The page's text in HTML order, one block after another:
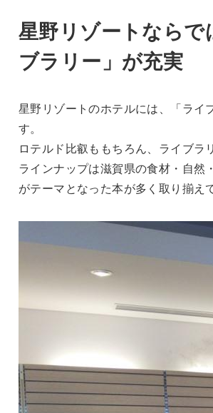
星野リゾートならで
ブラリー」が充実
星野リゾートのホテルには、「ライ
す。
ロテルド比叡ももちろん、ライブラ
ラインナップは滋賀県の食材・自然
がテーマとなった本が多く取り揃え